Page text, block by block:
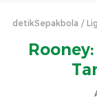
detikSepakbola